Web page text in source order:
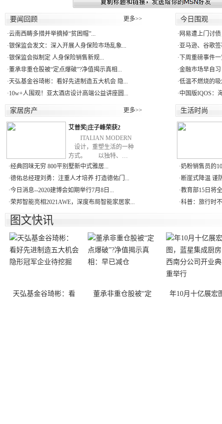
要闻回顾 更多>>
·云南西畴多措并举摘掉“贫困帽”...
·银保监会发文：深入开展人身保险市场乱象...
·银保监会拟制定 人身保险销售新规...
·董承非重仓股被“定点爆破”?净值揭示真相...
·天弘基金谷琦彬：看好先进制造五大机会 隐...
·10w+人围观！亚太酒店设计高端公益讲座圆...
今日围观
· 网易遭上门讨
·亚马逊、谷歌
· 下周重磅事件
·金融市场早自
·低温不燃烧的
·中国版IQOS：
家居房产 更多>>
艾普奖|庄子峰荣获2
ITALIAN MODERN
设计，重塑生活的一种
方式。 以独特、…
·经典回味无穷 800平别墅新中式雅居...
·德佑总经理刘勇：注重人才培养 打造德佑门...
·今日消息--2020建博会如期举行7月8日...
·荣邦智能亮相2021AWE，深度布局智能家居家...
生活时尚
·奶粉销售员的
· 断崖式降温 谨
·教育部15日将
·科普：旅行时
图文快讯
天弘基金谷琦彬：看 董承非重仓股被“定 年10月十亿展宏